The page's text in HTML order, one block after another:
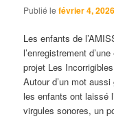
Publié lefévrier 4, 2026
Les enfants de
l’enregistrement
projet Les
Autour d’un mot
les enfants ont laissé
virgules sonores, un